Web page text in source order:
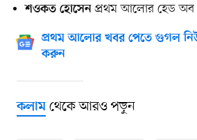
শওকত হোসেনপ্রথম আলোর হেড
প্রথম আলোর খবর পেতে গুগল
করুন
কলামথেকে আরও পড়ুন